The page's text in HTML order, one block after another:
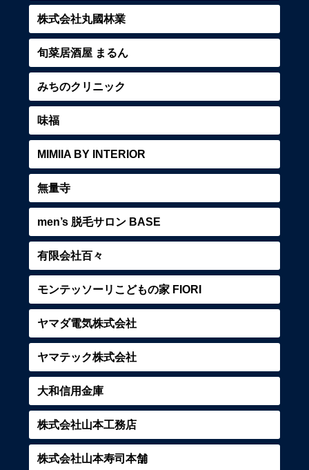
株式会社丸國林業
旬菜居酒屋 まるん
みちのクリニック
味福
MIMIIA BY INTERIOR
無量寺
men’s 脱毛サロン BASE
有限会社百々
モンテッソーリこどもの家 FIORI
ヤマダ電気株式会社
ヤマテック株式会社
大和信用金庫
株式会社山本工務店
株式会社山本寿司本舗